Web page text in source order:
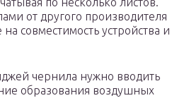
от другого производителя
совместимость устройства и
чернила нужно вводить
образования воздушных